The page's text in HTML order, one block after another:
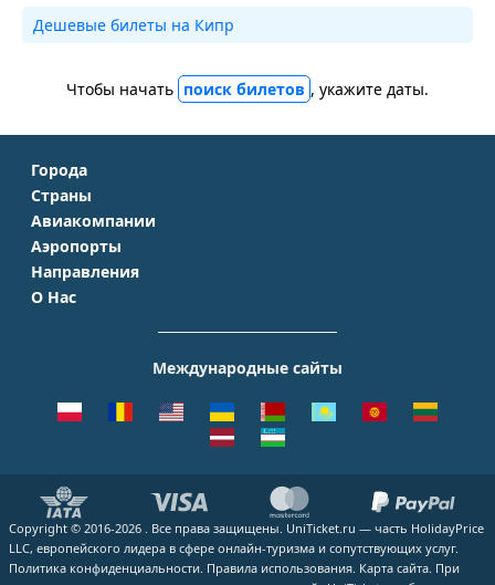
Дешевые билеты на Кипр
Чтобы начать поиск билетов , укажите даты.
Города
Москва
Санкт-Петербург
Симферополь
Краснодар
Казань
Страны
Крым
Турция
Таиланд
Чехия
Авиакомпании
Аэрофлот
S7 Airlines
Emirates
ВСЕ АВИАКОМПАНИИ
Аэропорты
Домодедово
Шереметьево
Кольцово
Курумоч
ВСЕ АЭРОПОРТЫ
Направления
Москва - Сочи
Москва - Симферополь
Москва - Ереван
Москва - Калининград
Москва - Екатеринбург
Москва - Махачкала
ВСЕ НАПРАВЛЕНИЯ
О Нас
Помощь
Вакансии
Блог
Как купить билет
Международные сайты
Copyright © 2016-2026 . Все права защищены. UniTicket.ru — часть HolidayPrice
LLC, европейского лидера в сфере онлайн-туризма и сопутствующих услуг.
Политика конфиденциальности. Правила использования. Карта сайта. При